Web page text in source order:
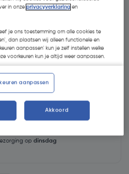
€ 31,82
voorraadniveaus en haal binnen 10
op dinsdag
in onzeprivacyverklaring en
je ons toestemming om alle cookies te
dan plaatsen wij alleen functionele en
aanpassen' kun je zelf instellen welke
voorkeuren kun je altijd weer aanpassen.
aanpassen
Akkoord